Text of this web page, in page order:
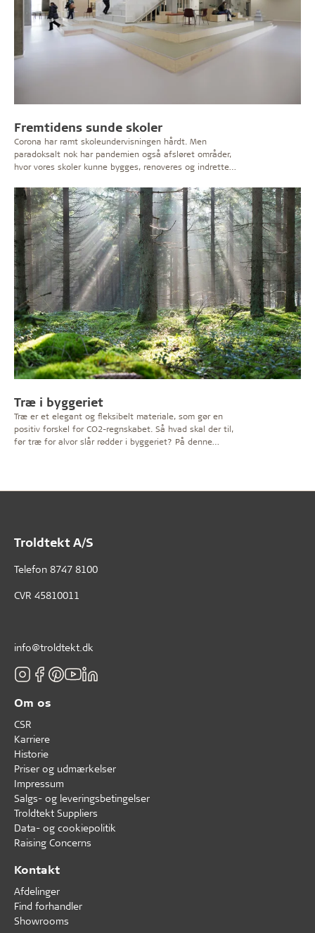
Fremtidens sunde skoler
Corona har ramt skoleundervisningen hårdt. Men
paradoksalt nok har pandemien også afsløret områder,
hvor vores skoler kunne bygges, renoveres og indrettes
udfordringerne – og få eksperternes bud på løsninger,
der imødekommer behovene for effektiv læring i et
sundt indeklima.
Træ i byggeriet
Træ er et elegant og fleksibelt materiale, som gør en
positiv forskel for CO2-regnskabet. Så hvad skal der til,
før træ for alvor slår rødder i byggeriet? På denne
Troldtekt A/S
Telefon 8747 8100
CVR 45810011
info@troldtekt.dk
Om os
CSR
Karriere
Historie
Priser og udmærkelser
Impressum
Salgs- og leveringsbetingelser
Troldtekt Suppliers
Data- og cookiepolitik
Raising Concerns
Kontakt
Afdelinger
Find forhandler
Showrooms